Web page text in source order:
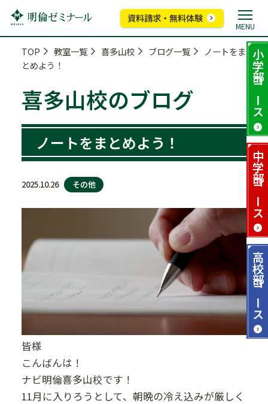
資料請求・無料体験
MENU
小学部
コース
中学部
コース
高校部
コース
TOP 教室一覧 喜多山校 ブログ一覧
ノートをま
とめよう！
喜多山校のブログ
ノートをまとめよう！
2025.10.26 その他
皆様
こんばんは！
ナビ明倫喜多山校です！
11月に入りろうとして、朝晩の冷え込みが厳しく